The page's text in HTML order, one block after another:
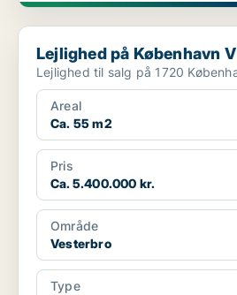
Lejlighed på København V
Lejlighed på København V
Areal
Ca. 55 m2
Pris
Ca. 5.400.000 kr.
Område
Vesterbro
Type